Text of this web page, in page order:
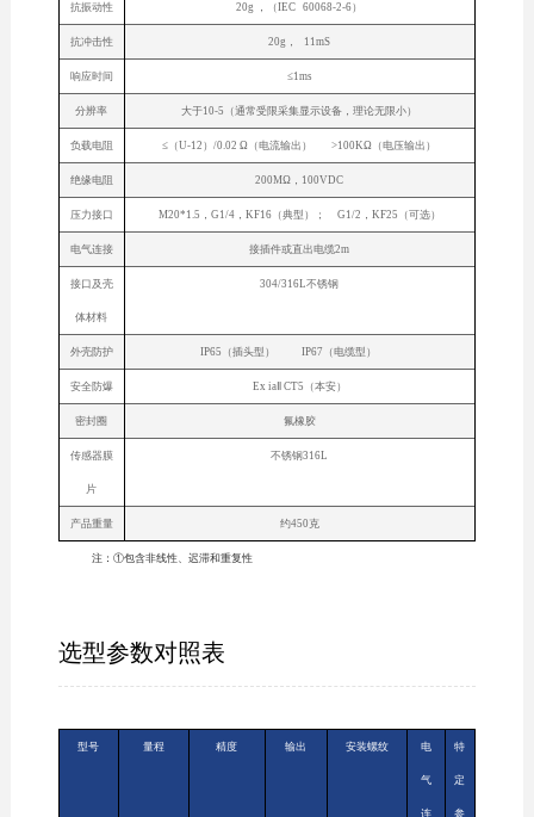
抗振动性 20g ，（IEC 60068-2-6）
抗冲击性 20g， 11mS
响应时间 ≤1ms
分辨率 大于10-5（通常受限采集显示设备，理论无限小）
负载电阻 ≤（U-12）/0.02 Ω（电流输出） >100KΩ（电压输出）
绝缘电阻 200MΩ，100VDC
压力接口 M20*1.5，G1/4，KF16（典型）； G1/2，KF25（可选）
电气连接 接插件或直出电缆2m
接口及壳
体材料
304/316L不锈钢
外壳防护 IP65（插头型） IP67（电缆型）
安全防爆 Ex iaⅡ CT5（本安）
密封圈 氟橡胶
传感器膜
片
不锈钢316L
产品重量 约450克
注：①包含非线性、迟滞和重复性
选型参数对照表
型号 量程 精度 输出 安装螺纹 电
气
连
特
定
参